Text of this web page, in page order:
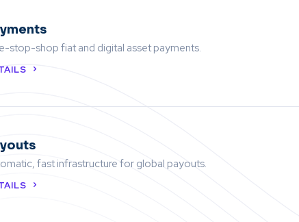
stop-shop fiat and digital asset payments.
fast infrastructure for global payouts.